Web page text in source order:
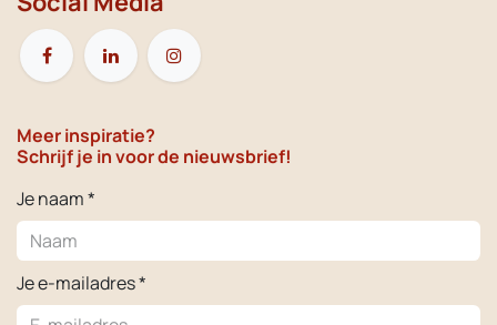
Meer inspiratie?
Schrijf je in voor de nieuwsbrief!
Je naam *
Je e-mailadres *